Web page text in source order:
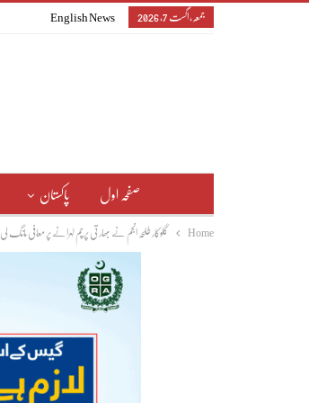
جمعہ, اگست 7, 2026 English News
صفحہ اول پاکستان
Home گلوکار طلحہ انجم نے بھارتی پرچم لہرانے پر معافی مانگ لی